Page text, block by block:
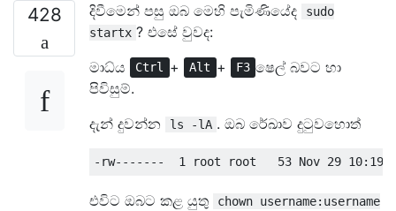
428 දිවීමෙන් පසු ඔබ මෙහි පැමිණියේද
sudo
startx ? එසේ වුවද:
මාධ්ය
Ctrl + Alt + F3 ෂෙල් බවට හා
පිවිසුම්.
දැන් දුවන්න
ls -lA . ඔබ රේඛාව දුටුවහොත්
එවිට ඔබට කළ යුතු
chown username:username